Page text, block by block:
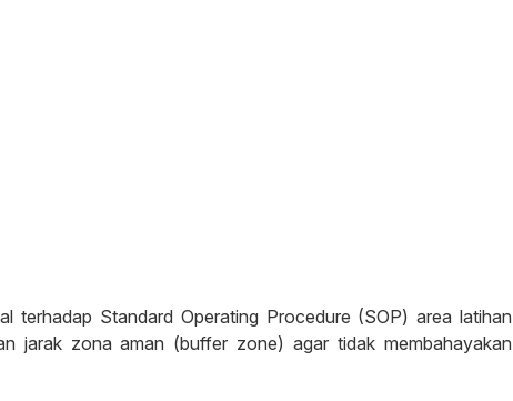
terhadap Standard Operating Procedure (SOP) area latihan
jarak zona aman (buffer zone) agar tidak membahayakan